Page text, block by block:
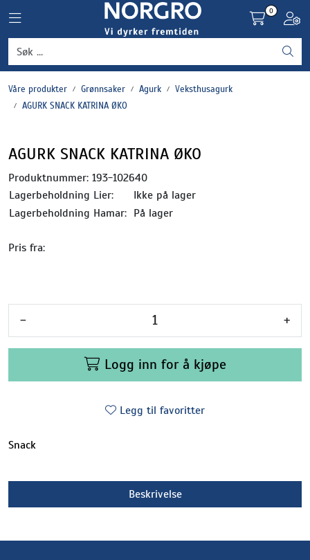
Toggle navigation
0
Våre produkter Grønnsaker Agurk
Veksthusagurk
AGURK SNACK KATRINA ØKO
AGURK SNACK KATRINA ØKO
Produktnummer: 193-102640
Lagerbeholdning Lier:
Ikke på lager
Lagerbeholdning Hamar: På lager
Pris fra:
- +
Logg inn for å kjøpe
Legg til favoritter
Snack
Beskrivelse
Grønnsaker
Settepotet og setteløk
Plantevern og nyttedyr
Blomster, potter og brett
Driftsmidler